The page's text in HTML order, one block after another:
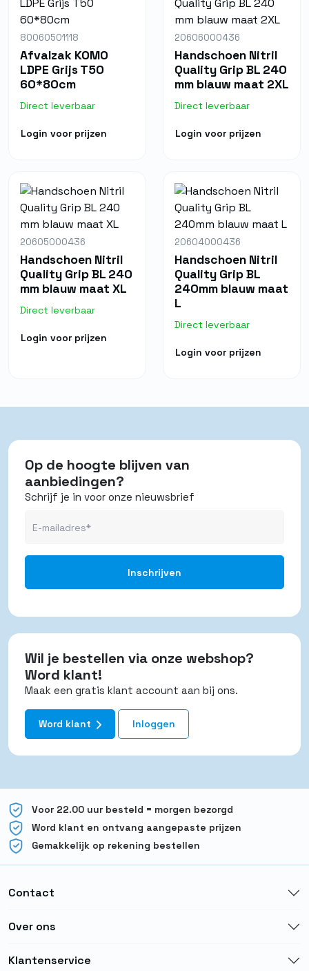
80060501118
Afvalzak KOMO
LDPE Grijs T50
60*80cm
Direct leverbaar
Login voor prijzen
20606000436
Handschoen Nitril
Quality Grip BL 240
mm blauw maat 2XL
Direct leverbaar
Login voor prijzen
20605000436
Handschoen Nitril
Quality Grip BL 240
mm blauw maat XL
Direct leverbaar
Login voor prijzen
20604000436
Handschoen Nitril
Quality Grip BL
240mm blauw maat
L
Direct leverbaar
Login voor prijzen
Op de hoogte blijven van
aanbiedingen?
Schrijf je in voor onze nieuwsbrief
Wil je bestellen via onze webshop?
Word klant!
Maak een gratis klant account aan bij ons.
Word klant Inloggen
Voor 22.00 uur besteld = morgen bezorgd
Word klant en ontvang aangepaste prijzen
Gemakkelijk op rekening bestellen
Contact
Over ons
Klantenservice